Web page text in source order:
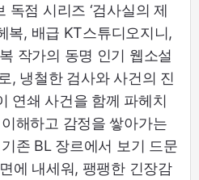
독점 시리즈 ‘검사실의 제
복, 배급 KT스튜디오지니,
작가의 동명 인기 웹소설
, 냉철한 검사와 사건의 진
연쇄 사건을 함께 파헤치
해하고 감정을 쌓아가는
존 BL 장르에서 보기 드문
에 내세워, 팽팽한 긴장감